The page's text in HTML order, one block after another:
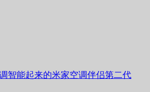
智能起来的米家空调伴侣第二代